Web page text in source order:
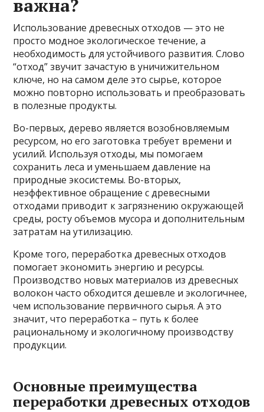
важна?
Использование древесных отходов — это не
просто модное экологическое течение, а
необходимость для устойчивого развития. Слово
“отход” звучит зачастую в уничижительном
ключе, но на самом деле это сырье, которое
можно повторно использовать и преобразовать
в полезные продукты.
Во-первых, дерево является возобновляемым
ресурсом, но его заготовка требует времени и
усилий. Используя отходы, мы помогаем
сохранить леса и уменьшаем давление на
природные экосистемы. Во-вторых,
неэффективное обращение с древесными
отходами приводит к загрязнению окружающей
среды, росту объемов мусора и дополнительным
затратам на утилизацию.
Кроме того, переработка древесных отходов
помогает экономить энергию и ресурсы.
Производство новых материалов из древесных
волокон часто обходится дешевле и экологичнее,
чем использование первичного сырья. А это
значит, что переработка – путь к более
рациональному и экологичному производству
продукции.
Основные преимущества
переработки древесных отходов